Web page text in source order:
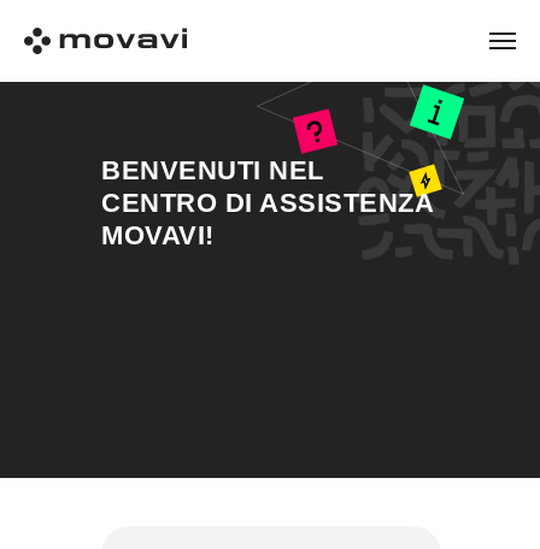
BENVENUTI NEL
CENTRO DI ASSISTENZA
MOVAVI!